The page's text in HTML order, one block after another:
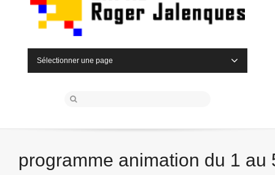
Sélectionner une page
programme animation du 1 au